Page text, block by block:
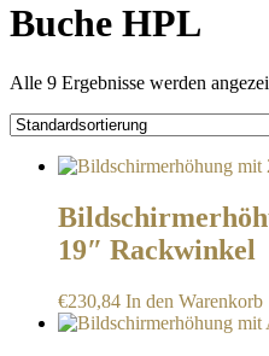
Buche HPL
Alle 9 Ergebnisse werden
19″ Rackwinkel
€230,84 In den Warenkorb